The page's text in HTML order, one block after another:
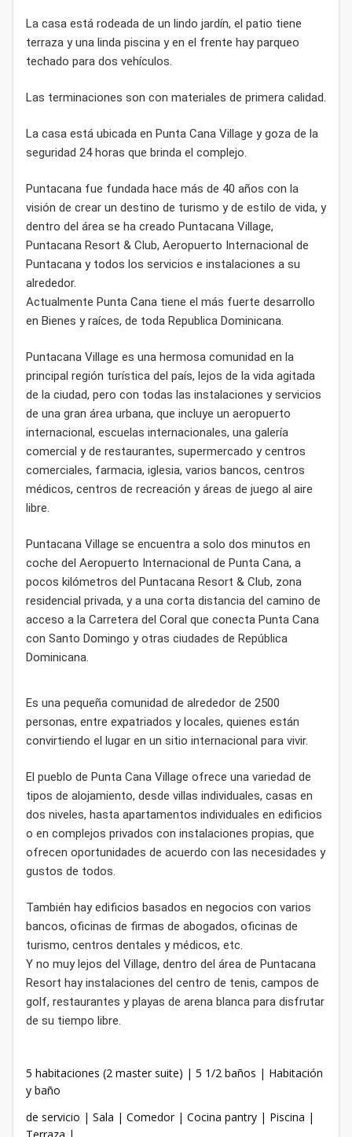
La casa está rodeada de un lindo jardín, el patio tiene
terraza y una linda piscina y en el frente hay parqueo
techado para dos vehículos.
Las terminaciones son con materiales de primera calidad.
La casa está ubicada en Punta Cana Village y goza de la
seguridad 24 horas que brinda el complejo.
Puntacana fue fundada hace más de 40 años con la
visión de crear un destino de turismo y de estilo de vida, y
dentro del área se ha creado Puntacana Village,
Puntacana Resort & Club, Aeropuerto Internacional de
Puntacana y todos los servicios e instalaciones a su
alrededor.
Actualmente Punta Cana tiene el más fuerte desarrollo
en Bienes y raíces, de toda Republica Dominicana.
Puntacana Village es una hermosa comunidad en la
principal región turística del país, lejos de la vida agitada
de la ciudad, pero con todas las instalaciones y servicios
de una gran área urbana, que incluye un aeropuerto
internacional, escuelas internacionales, una galería
comercial y de restaurantes, supermercado y centros
comerciales, farmacia, iglesia, varios bancos, centros
médicos, centros de recreación y áreas de juego al aire
libre.
Puntacana Village se encuentra a solo dos minutos en
coche del Aeropuerto Internacional de Punta Cana, a
pocos kilómetros del Puntacana Resort & Club, zona
residencial privada, y a una corta distancia del camino de
acceso a la Carretera del Coral que conecta Punta Cana
con Santo Domingo y otras ciudades de República
Dominicana.
Es una pequeña comunidad de alrededor de 2500
personas, entre expatriados y locales, quienes están
convirtiendo el lugar en un sitio internacional para vivir.
El pueblo de Punta Cana Village ofrece una variedad de
tipos de alojamiento, desde villas individuales, casas en
dos niveles, hasta apartamentos individuales en edificios
o en complejos privados con instalaciones propias, que
ofrecen oportunidades de acuerdo con las necesidades y
gustos de todos.
También hay edificios basados en negocios con varios
bancos, oficinas de firmas de abogados, oficinas de
turismo, centros dentales y médicos, etc.
Y no muy lejos del Village, dentro del área de Puntacana
Resort hay instalaciones del centro de tenis, campos de
golf, restaurantes y playas de arena blanca para disfrutar
de su tiempo libre.
5 habitaciones (2 master suite) | 5 1/2 baños | Habitación
y baño
de servicio | Sala | Comedor | Cocina pantry | Piscina |